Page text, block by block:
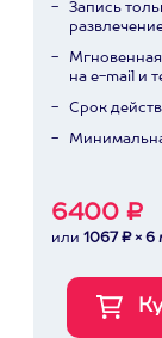
Запись
на e-mail и
Срок
6400 ₽
или 1067 ₽ × 6